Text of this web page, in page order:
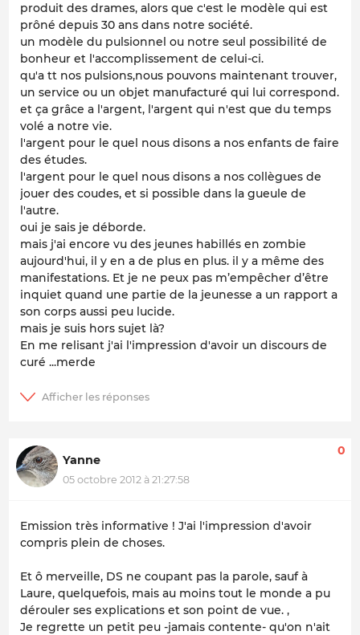
produit des drames, alors que c'est le modèle qui est
prôné depuis 30 ans dans notre société.
un modèle du pulsionnel ou notre seul possibilité de
bonheur et l'accomplissement de celui-ci.
qu'a tt nos pulsions,nous pouvons maintenant trouver,
un service ou un objet manufacturé qui lui correspond.
et ça grâce a l'argent, l'argent qui n'est que du temps
volé a notre vie.
l'argent pour le quel nous disons a nos enfants de faire
des études.
l'argent pour le quel nous disons a nos collègues de
jouer des coudes, et si possible dans la gueule de
l'autre.
oui je sais je déborde.
mais j'ai encore vu des jeunes habillés en zombie
aujourd'hui, il y en a de plus en plus. il y a même des
manifestations. Et je ne peux pas m’empêcher d’être
inquiet quand une partie de la jeunesse a un rapport a
son corps aussi peu lucide.
mais je suis hors sujet là?
En me relisant j'ai l'impression d'avoir un discours de
curé ...merde
Yanne
05 octobre 2012 à 21:27:58
0
Emission très informative ! J'ai l'impression d'avoir
compris plein de choses.
Et ô merveille, DS ne coupant pas la parole, sauf à
Laure, quelquefois, mais au moins tout le monde a pu
dérouler ses explications et son point de vue. ,
Je regrette un petit peu -jamais contente- qu'on n'ait